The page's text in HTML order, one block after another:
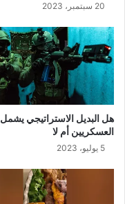
20 سبتمبر، 2023
هل البديل الاستراتيجي يشمل
العسكريين أم لا
5 يوليو، 2023